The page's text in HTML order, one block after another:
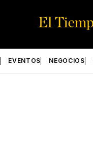
EVENTOS NEGOCIOS